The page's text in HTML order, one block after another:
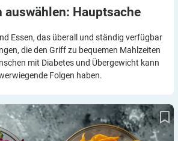
auswählen: Hauptsache
Essen, das überall und ständig verfügbar
die den Griff zu bequemen Mahlzeiten
mit Diabetes und Übergewicht kann
Folgen haben.
Hilfreiche Tauschgeschäfte